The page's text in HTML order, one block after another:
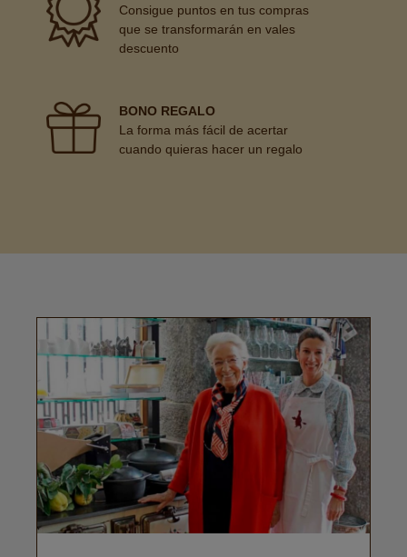
Consigue puntos en tus compras
que se transformarán en vales
descuento
BONO REGALO
La forma más fácil de acertar
cuando quieras hacer un regalo